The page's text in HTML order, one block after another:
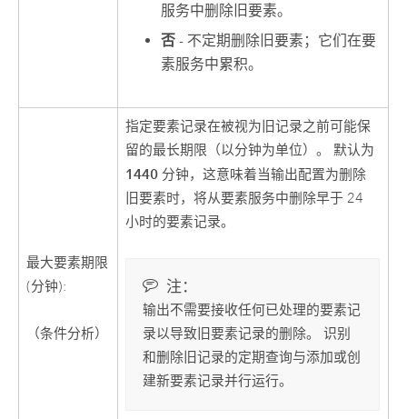
服务中删除旧要素。
否 - 不定期删除旧要素；它们在要
素服务中累积。
最大要素期限
(分钟):
（条件分析）
指定要素记录在被视为旧记录之前可能保
留的最长期限（以分钟为单位）。 默认为
1440 分钟，这意味着当输出配置为删除
旧要素时，将从要素服务中删除早于 24
小时的要素记录。
注：
输出不需要接收任何已处理的要素记
录以导致旧要素记录的删除。 识别
和删除旧记录的定期查询与添加或创
建新要素记录并行运行。